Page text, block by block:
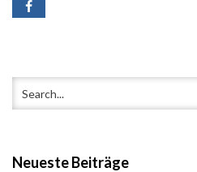
Neueste Beiträge